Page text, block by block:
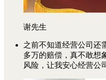
谢先生
之前不知道经营公司还
多万的赔偿，真不敢想
风险，让我安心经营公